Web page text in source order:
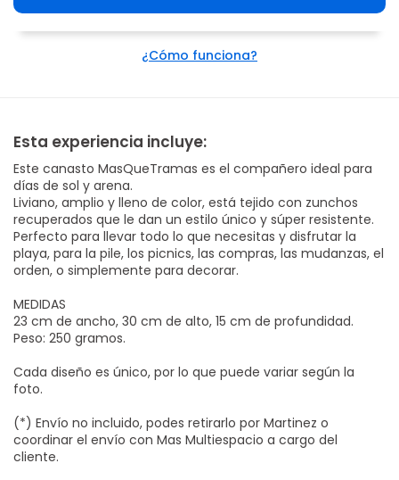
¿Cómo funciona?
Esta experiencia incluye:
Este canasto MasQueTramas es el compañero ideal para
días de sol y arena.
Liviano, amplio y lleno de color, está tejido con zunchos
recuperados que le dan un estilo único y súper resistente.
Perfecto para llevar todo lo que necesitas y disfrutar la
playa, para la pile, los picnics, las compras, las mudanzas, el
orden, o simplemente para decorar.
MEDIDAS
23 cm de ancho, 30 cm de alto, 15 cm de profundidad.
Peso: 250 gramos.
Cada diseño es único, por lo que puede variar según la
foto.
(*) Envío no incluido, podes retirarlo por Martinez o
coordinar el envío con Mas Multiespacio a cargo del
cliente.